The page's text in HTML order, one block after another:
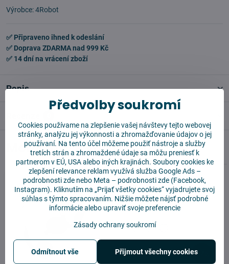
Výrobce:4Robot
✅ Připraveno ihned k odeslání
✅ Doprava ZDARMA nad 999 Kč
✅ 14 dní na vrácení zboží
Popis
Mohlo by se vám hodit
17%
Předvolby soukromí
Cookies používame na zlepšenie vašej návštevy tejto webovej
stránky, analýzu jej výkonnosti a zhromažďovanie údajov o jej
používaní. Na tento účel môžeme použiť nástroje a služby
tretích strán a zhromaždené údaje sa môžu preniesť k
partnerom v EÚ, USA alebo iných krajinách. Soubory cookies ke
zlepšení relevance reklam využívá služba Google Ads –
podrobnosti zde nebo Meta – podrobnosti zde (Facebook,
Instagram). Kliknutím na „Prijať všetky cookies“ vyjadrujete svoj
súhlas s týmto spracovaním. Nižšie môžete nájsť podrobné
informácie alebo upraviť svoje preferencie
Zásady ochrany soukromí
Přijmout všechny cookies
Odmítnout vše